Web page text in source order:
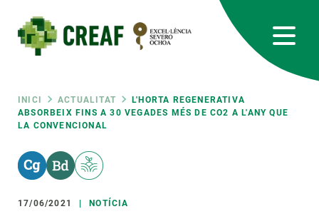
contingut
Fil
d'ariadna
INICI ACTUALITAT
L'HORTA REGENERATIVA
ABSORBEIX FINS A 30 VEGADES MÉS DE CO2 A L'ANY QUE
LA CONVENCIONAL
17/06/2021 NOTÍCIA
RRSS
Featured
responsive